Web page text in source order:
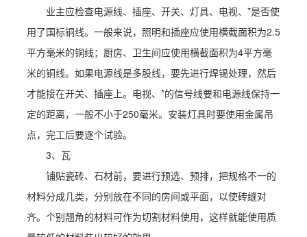
业主应检查电源线、插座、开关、灯具、电视、*是否使
用了国标铜线。一般来说，照明和插座应使用横截面积为2.5
平方毫米的铜线；厨房、卫生间应使用横截面积为4平方毫
米的铜线。如果电源线是多股线，要先进行焊锡处理，然后
才能接在开关、插座上。电视、*的信号线要和电源线保持一
定的距离，一般不小于250毫米。安装灯具时要使用金属吊
点，完工后要逐个试验。
3、瓦
铺贴瓷砖、石材前，要进行预选、预排，把规格不一的
材料分成几类，分别放在不同的房间或平面，以使砖缝对
齐。个别翘角的材料可作为切割材料使用，这样就能使用质